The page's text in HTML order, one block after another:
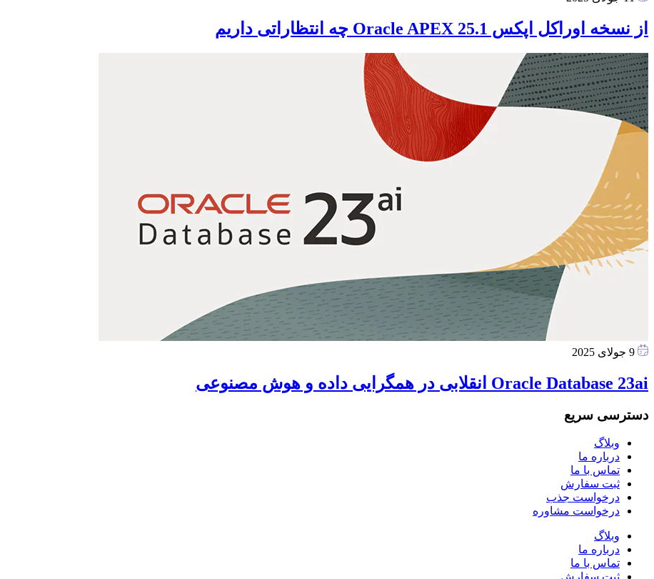
از نسخه اوراکل اپکس 25.1 Oracle APEX چه انتظاراتی داریم
Oracle Database 23ai انقلابی در همگرایی داده و هوش مصنوعی
دسترسی سریع
وبلاگ
درباره ما
تماس با ما
ثبت سفارش
درخواست جذب
درخواست مشاوره
وبلاگ
درباره ما
تماس با ما